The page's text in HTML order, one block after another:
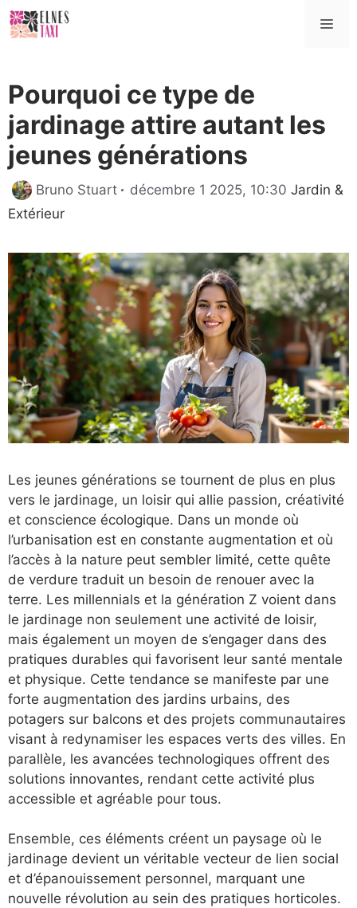
Aller
au
Pourquoi ce type de
jardinage attire autant les
jeunes générations
Bruno Stuart décembre 1 2025, 10:30 Jardin &
Extérieur
Les jeunes générations se tournent de plus en plus
vers le jardinage, un loisir qui allie passion, créativité
et conscience écologique. Dans un monde où
l’urbanisation est en constante augmentation et où
l’accès à la nature peut sembler limité, cette quête
de verdure traduit un besoin de renouer avec la
terre. Les millennials et la génération Z voient dans
le jardinage non seulement une activité de loisir,
mais également un moyen de s’engager dans des
pratiques durables qui favorisent leur santé mentale
et physique. Cette tendance se manifeste par une
forte augmentation des jardins urbains, des
potagers sur balcons et des projets communautaires
visant à redynamiser les espaces verts des villes. En
parallèle, les avancées technologiques offrent des
solutions innovantes, rendant cette activité plus
accessible et agréable pour tous.
Ensemble, ces éléments créent un paysage où le
jardinage devient un véritable vecteur de lien social
et d’épanouissement personnel, marquant une
nouvelle révolution au sein des pratiques horticoles.